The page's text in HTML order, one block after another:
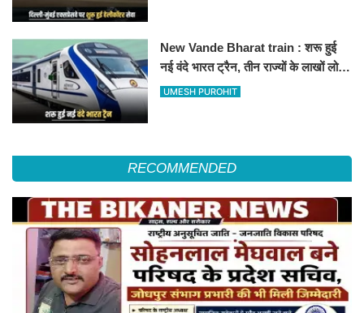
New Vande Bharat train : शरू हुई
नई वंदे भारत ट्रैन, तीन राज्यों के लाखों लोगों
का सफर होगा आसान, देखें पूरा रूटमैप
UMESH PUROHIT
RECOMMENDED